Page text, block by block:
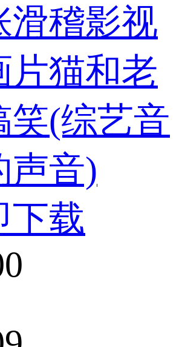
滑稽影视
片猫和老
笑(综艺音
声音)
下载